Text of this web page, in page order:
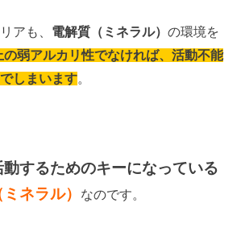
アも、 電解質（ミネラル）の環境を
の弱アルカリ性でなければ、活動不能
しまいます。
動するためのキーになっている
ネラル） なのです。